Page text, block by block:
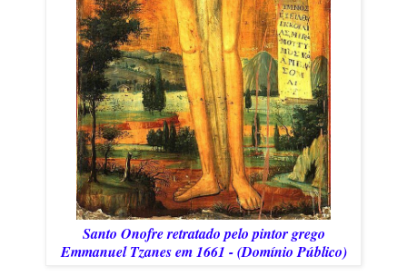
Santo Onofre retratado pelo pintor grego
Emmanuel Tzanes em 1661 - (Domínio Público)